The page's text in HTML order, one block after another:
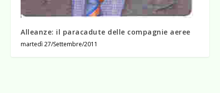
Alleanze: il paracadute delle compagnie aeree
martedì 27/Settembre/2011